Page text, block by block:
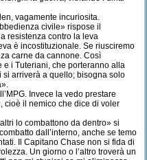
vagamente incuriosita.
civile» rispose il
resistenza contro la leva
è incostituzionale. Se riusciremo
carne da cannone. Così
e i Tuteriani, che porteranno alla
si arriverà a quello; bisogna solo
Invece la vedo prestare
cioè il nemico che dice di voler
lo combattono da dentro» si
dall’interno, anche se temo
Il Capitano Chase non si fida di
Un giorno o l’altro troverà un